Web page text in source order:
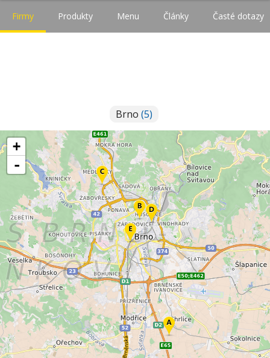
Firmy Produkty Menu Články Časté dotazy
Brno (5)
+
-